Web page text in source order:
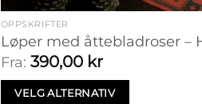
OPPSKRIFTER
Løper med åttebladroser –
Fra: 390,00 kr
VELG ALTERNATIV